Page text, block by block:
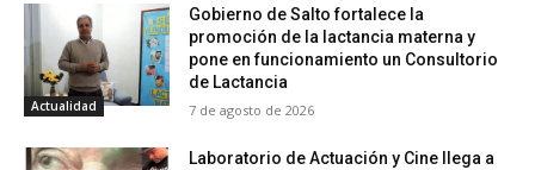
Actualidad
Gobierno de Salto fortalece la
promoción de la lactancia materna y
pone en funcionamiento un Consultorio
de Lactancia
7 de agosto de 2026
Laboratorio de Actuación y Cine llega a